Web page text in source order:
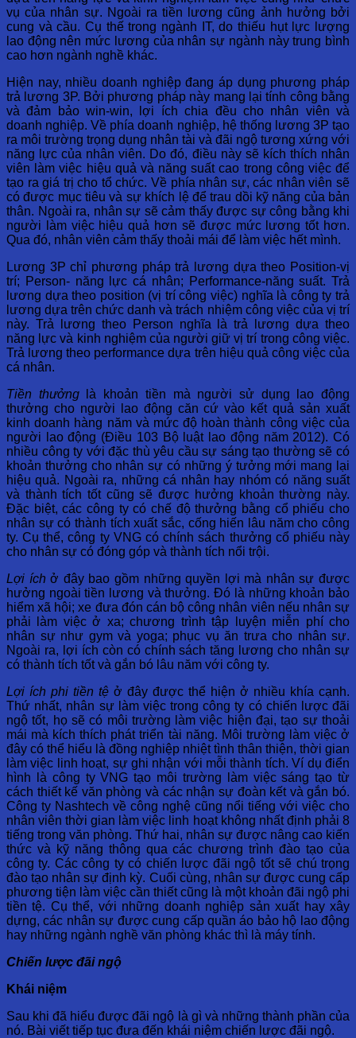
vụ của nhân sự. Ngoài ra tiền lương cũng ảnh hưởng bởi
cung và cầu. Cụ thế trong ngành IT, do thiếu hụt lực lượng
lao động nên mức lương của nhân sự ngành này trung bình
cao hơn ngành nghề khác.
Hiện nay, nhiều doanh nghiệp đang áp dụng phương pháp
trả lương 3P. Bởi phương pháp này mang lại tính công bằng
và đảm bảo win-win, lợi ích chia đều cho nhân viên và
doanh nghiệp. Về phía doanh nghiệp, hệ thống lương 3P tạo
ra môi trường trọng dụng nhân tài và đãi ngộ tương xứng với
năng lực của nhân viên. Do đó, điều này sẽ kích thích nhân
viên làm việc hiệu quả và năng suất cao trong công việc để
tạo ra giá trị cho tổ chức. Về phía nhân sự, các nhân viên sẽ
có được mục tiêu và sự khích lệ để trau dồi kỹ năng của bản
thân. Ngoài ra, nhân sự sẽ cảm thấy được sự công bằng khi
người làm việc hiệu quả hơn sẽ được mức lương tốt hơn.
Qua đó, nhân viên cảm thấy thoải mái để làm việc hết mình.
Lương 3P chỉ phương pháp trả lương dựa theo Position-vị
trí; Person- năng lực cá nhân; Performance-năng suất. Trả
lương dựa theo position (vị trí công việc) nghĩa là công ty trả
lương dựa trên chức danh và trách nhiệm công việc của vị trí
này. Trả lương theo Person nghĩa là trả lương dựa theo
năng lực và kinh nghiệm của người giữ vị trí trong công việc.
Trả lương theo performance dựa trên hiệu quả công việc của
cá nhân.
Tiền thưởnglà khoản tiền mà người sử dụng lao động
thưởng cho người lao động căn cứ vào kết quả sản xuất
kinh doanh hàng năm và mức độ hoàn thành công việc của
người lao động (Điều 103 Bộ luật lao động năm 2012). Có
nhiều công ty với đặc thù yêu cầu sự sáng tạo thường sẽ có
khoản thưởng cho nhân sự có những ý tưởng mới mang lại
hiệu quả. Ngoài ra, những cá nhân hay nhóm có năng suất
và thành tích tốt cũng sẽ được hưởng khoản thường này.
Đặc biệt, các công ty có chế độ thưởng bằng cổ phiếu cho
nhân sự có thành tích xuất sắc, cống hiến lâu năm cho công
ty. Cụ thể, công ty VNG có chính sách thưởng cổ phiếu này
cho nhân sự có đóng góp và thành tích nổi trội.
Lợi íchở đây bao gồm những quyền lợi mà nhân sự được
hưởng ngoài tiền lương và thưởng. Đó là những khoản bảo
hiểm xã hội; xe đưa đón cán bộ công nhân viên nếu nhân sự
phải làm việc ở xa; chương trình tập luyện miễn phí cho
nhân sự như gym và yoga; phục vụ ăn trưa cho nhân sự.
Ngoài ra, lợi ích còn có chính sách tăng lương cho nhân sự
có thành tích tốt và gắn bó lâu năm với công ty.
Lợi ích phi tiền tệ ở đây được thể hiện ở nhiều khía cạnh.
Thứ nhất, nhân sự làm việc trong công ty có chiến lược đãi
ngộ tốt, họ sẽ có môi trường làm việc hiện đại, tạo sự thoải
mái mà kích thích phát triển tài năng. Môi trường làm việc ở
đây có thể hiểu là đồng nghiệp nhiệt tình thân thiện, thời gian
làm việc linh hoạt, sự ghi nhận với mỗi thành tích. Ví dụ điển
hình là công ty VNG tạo môi trường làm việc sáng tạo từ
cách thiết kế văn phòng và các nhận sự đoàn kết và gắn bó.
Công ty Nashtech về công nghệ cũng nổi tiếng với việc cho
nhân viên thời gian làm việc linh hoạt không nhất định phải 8
tiếng trong văn phòng. Thứ hai, nhân sự được nâng cao kiến
thức và kỹ năng thông qua các chương trình đào tạo của
công ty. Các công ty có chiến lược đãi ngộ tốt sẽ chú trọng
đào tạo nhân sự định kỳ. Cuối cùng, nhân sự được cung cấp
phương tiện làm việc cần thiết cũng là một khoản đãi ngộ phi
tiền tệ. Cụ thể, với những doanh nghiệp sản xuất hay xây
dựng, các nhân sự được cung cấp quần áo bảo hộ lao động
hay những ngành nghề văn phòng khác thì là máy tính.
Chiến lược đãi ngộ
Khái niệm
Sau khi đã hiểu được đãi ngộ là gì và những thành phần của
nó. Bài viết tiếp tục đưa đến khái niệm chiến lược đãi ngộ.